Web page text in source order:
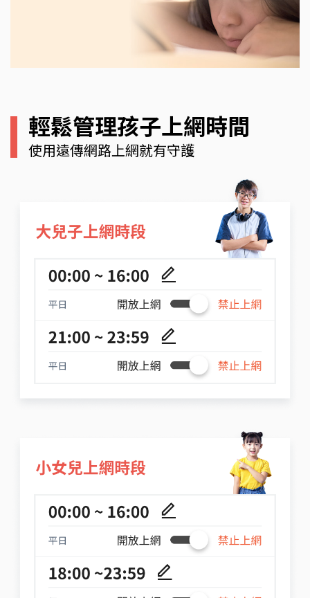
輕鬆管理孩子上網時間
使用遠傳網路上網就有守護